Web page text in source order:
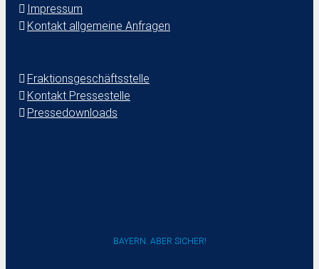
Impressum
Kontakt allgemeine Anfragen
Fraktionsgeschäftsstelle
Kontakt Pressestelle
Pressedownloads
BAYERN. ABER SICHER!